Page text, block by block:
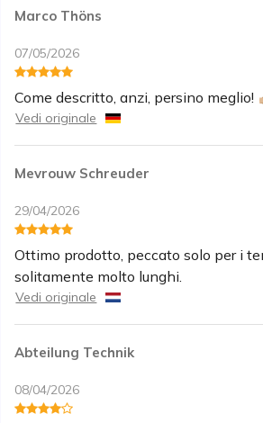
Marco Thöns
07/05/2026
Come descritto, anzi, persino meglio!
Vedi originale
Mevrouw Schreuder
29/04/2026
Ottimo prodotto, peccato solo per i
solitamente molto lunghi.
Vedi originale
Abteilung Technik
08/04/2026